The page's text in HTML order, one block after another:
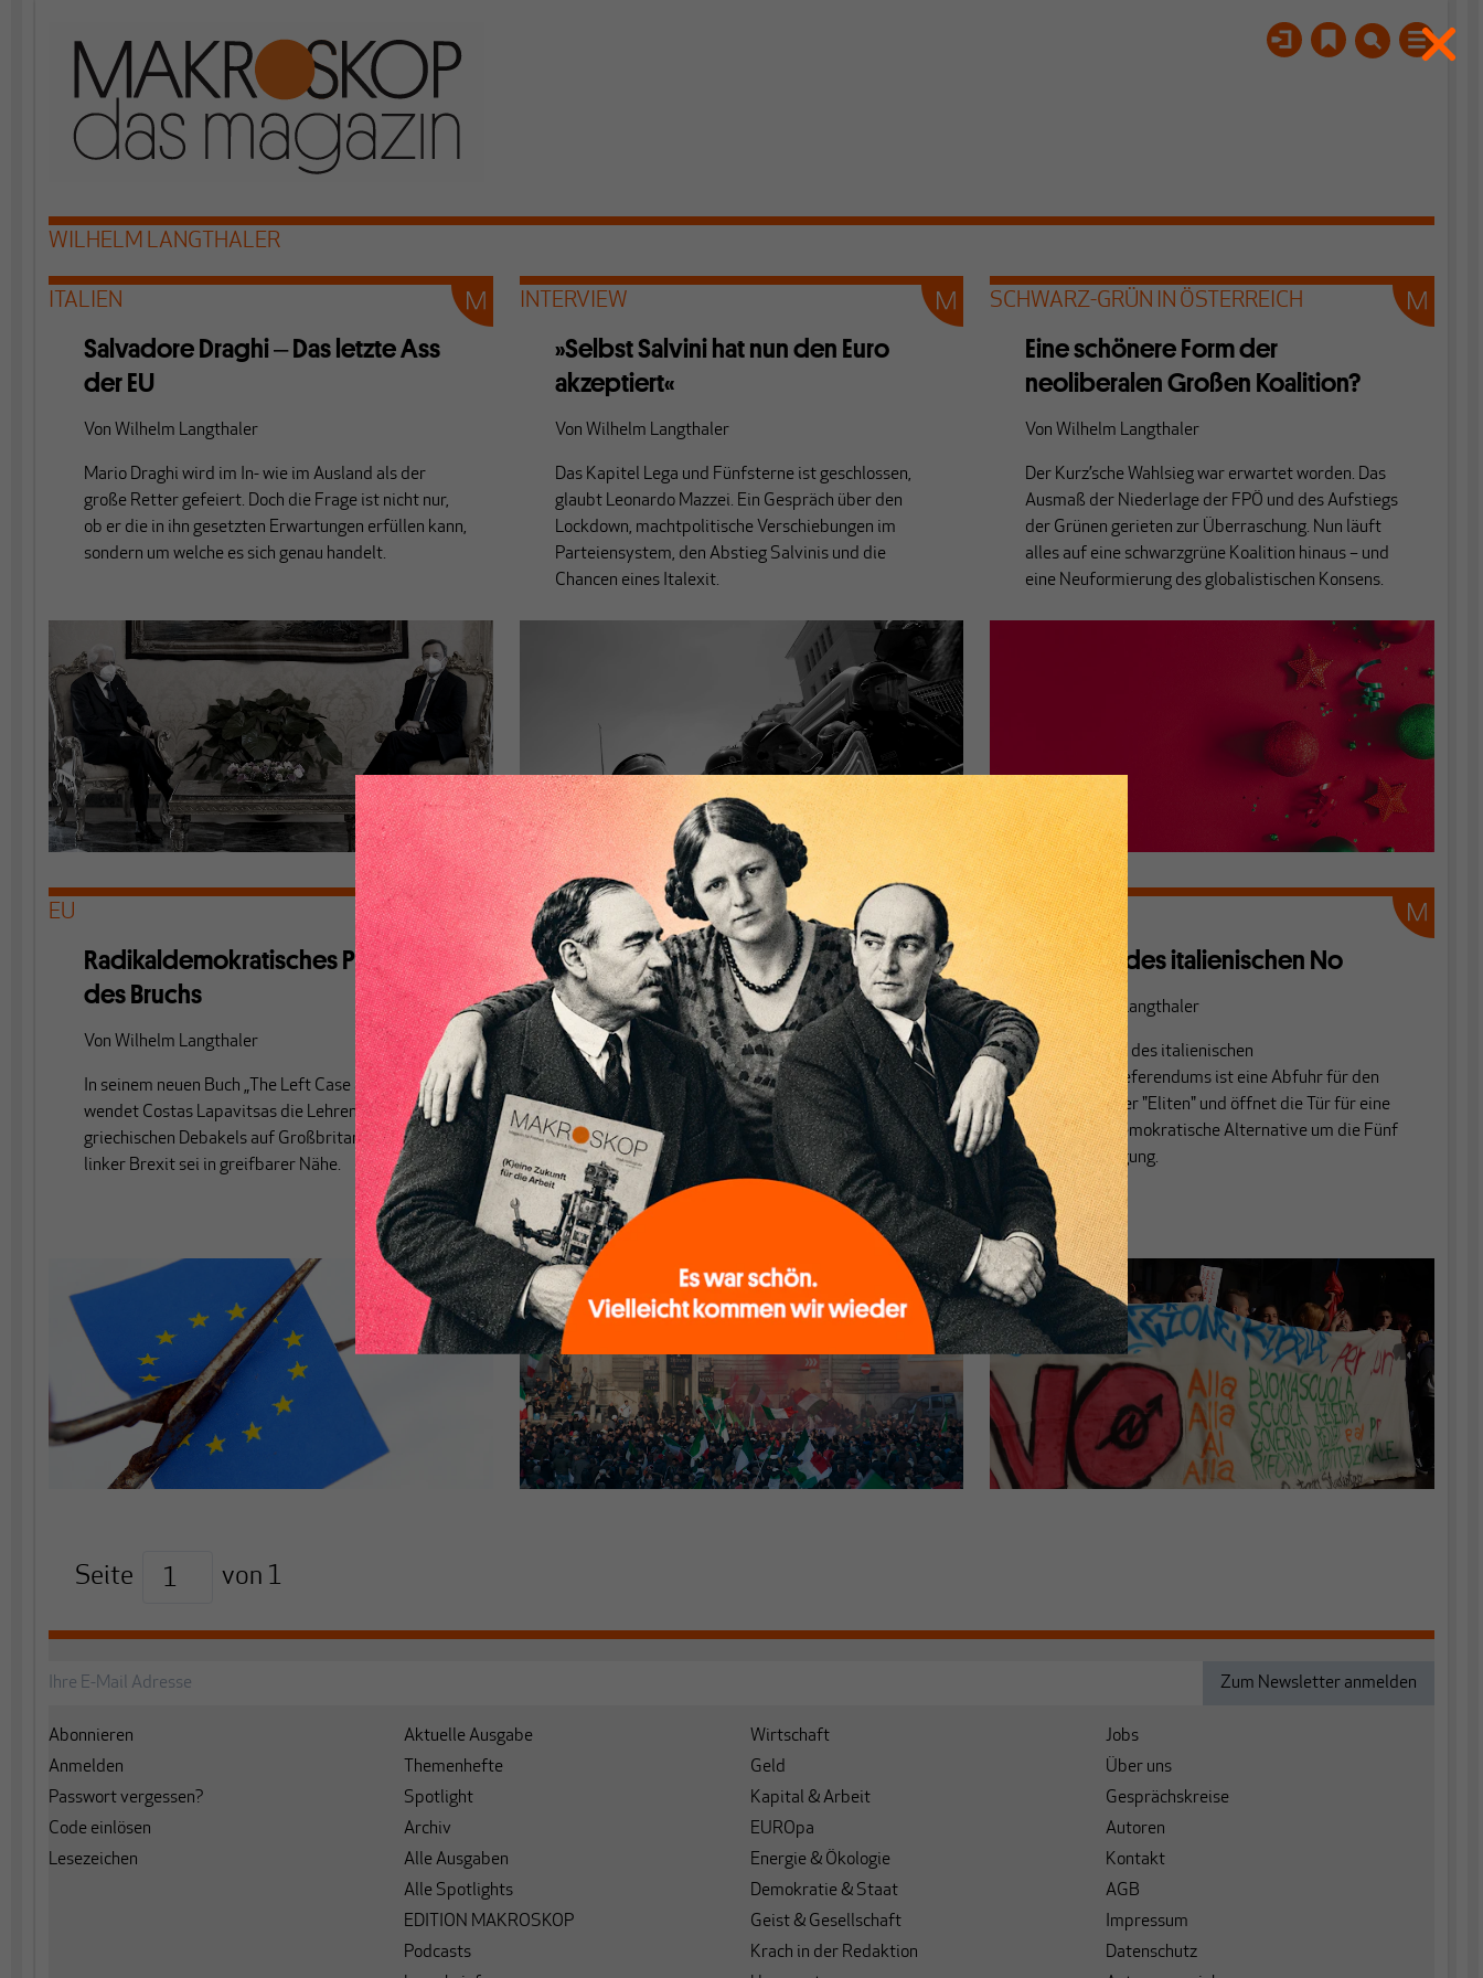
WILHELM LANGTHALER
ITALIEN
Salvadore Draghi ‒ Das letzte Ass
der EU
Von Wilhelm Langthaler
Mario Draghi wird im In- wie im Ausland als der
große Retter gefeiert. Doch die Frage ist nicht nur,
ob er die in ihn gesetzten Erwartungen erfüllen kann,
sondern um welche es sich genau handelt.
INTERVIEW
»Selbst Salvini hat nun den Euro
akzeptiert«
Von Wilhelm Langthaler
Das Kapitel Lega und Fünfsterne ist geschlossen,
glaubt Leonardo Mazzei. Ein Gespräch über den
Lockdown, machtpolitische Verschiebungen im
Parteiensystem, den Abstieg Salvinis und die
Chancen eines Italexit.
SCHWARZ-GRÜN IN ÖSTERREICH
Eine schönere Form der
neoliberalen Großen Koalition?
Von Wilhelm Langthaler
Der Kurz’sche Wahlsieg war erwartet worden. Das
Ausmaß der Niederlage der FPÖ und des Aufstiegs
der Grünen gerieten zur Überraschung. Nun läuft
alles auf eine schwarzgrüne Koalition hinaus – und
eine Neuformierung des globalistischen Konsens.
EU
Radikaldemokratisches Programm
des Bruchs
Von Wilhelm Langthaler
In seinem neuen Buch „The Left Case against the EU“
wendet Costas Lapavitsas die Lehren des
griechischen Debakels auf Großbritannien an. Ein
linker Brexit sei in greifbarer Nähe.
ITALIEN
Italienische Gewerkschaften und
die „Tendenzumkehr“
Von Wilhelm Langthaler
Die italienischen Gewerkschafen erkennen den im
Budgetentwurf der grüngelben Regierung sichtbar
werdenden Kollisionskurs mit Brüssel an und
signalisieren vorerst Stillhalten. An eine mögliche
Lösung im Rahmen des EU-Regimes glauben sie
dennoch.
EUROZONE
Chancen des italienischen No
Von Wilhelm Langthaler
Das Scheitern des italienischen
Verfassungsreferendums ist eine Abfuhr für den
Populismus der "Eliten" und öffnet die Tür für eine
soziale und demokratische Alternative um die Fünf
Sterne Bewegung.
Seite von 1
Abonnieren
Anmelden
Passwort vergessen?
Code einlösen
Lesezeichen
Aktuelle Ausgabe
Themenhefte
Spotlight
Archiv
Alle Ausgaben
Alle Spotlights
EDITION MAKROSKOP
Podcasts
Wirtschaft
Geld
Kapital & Arbeit
EUROpa
Energie & Ökologie
Demokratie & Staat
Geist & Gesellschaft
Krach in der Redaktion
Jobs
Über uns
Gesprächskreise
Autoren
Kontakt
AGB
Impressum
Datenschutz